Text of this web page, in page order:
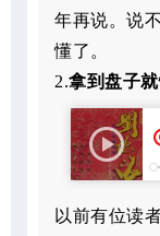
年再说。说
懂了。
2.拿到盘子
以前有位读